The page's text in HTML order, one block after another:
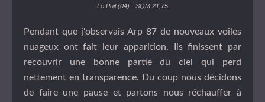
Le Poil (04) - SQM 21,75
Pendant que j'observais Arp 87 de nouveaux voiles
nuageux ont fait leur apparition. Ils finissent par
recouvrir une bonne partie du ciel qui perd
nettement en transparence. Du coup nous décidons
de faire une pause et partons nous réchauffer à